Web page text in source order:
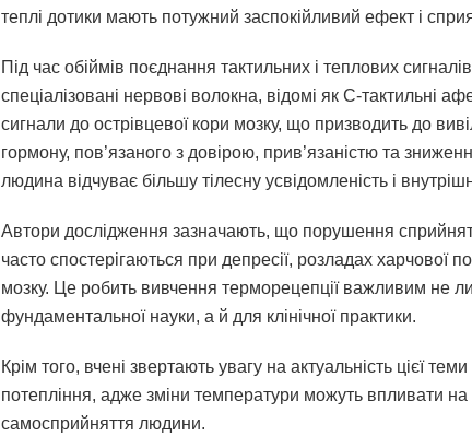
теплі дотики мають потужний заспокійливий ефект і
Під час обіймів поєднання тактильних і теплових
спеціалізовані нервові волокна, відомі як С-тактильні
сигнали до острівцевої кори мозку, що призводить до
гормону, пов’язаного з довірою, прив’язаністю та
людина відчуває більшу тілесну усвідомленість і
Автори дослідження зазначають, що порушення
часто спостерігаються при депресії, розладах харчової
мозку. Це робить вивчення терморецепції важливим не
фундаментальної науки, а й для клінічної практики.
Крім того, вчені звертають увагу на актуальність цієї
потепління, адже зміни температури можуть впливати на
самосприйняття людини.